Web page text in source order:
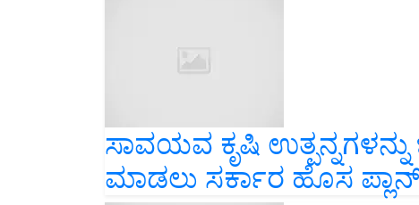
ಸಾವಯವ ಕೃಷಿ
ಮಾಡಲು ಸರ್ಕಾರ ಹೊಸ